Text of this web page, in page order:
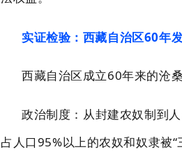
实证检验：西藏自治区60年
西藏自治区成立60年来的沧
政治制度：从封建农奴制到
占人口95%以上的农奴和奴隶被